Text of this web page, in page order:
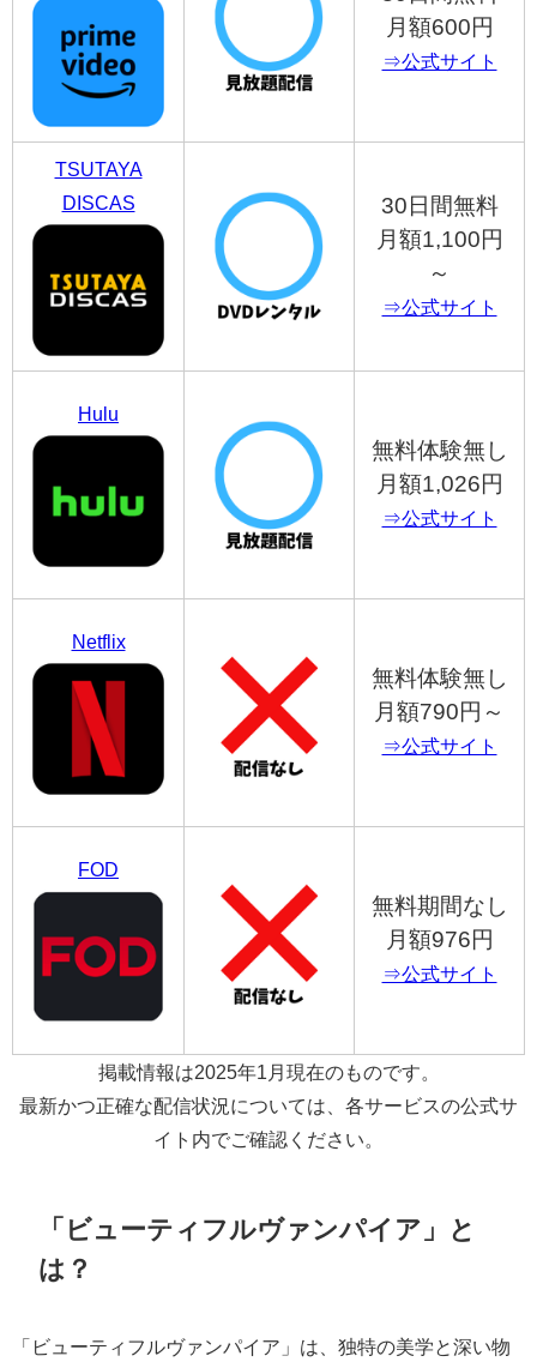
月額600円
⇒公式サイト
TSUTAYA
DISCAS
30日間無料
月額1,100円
～
⇒公式サイト
Hulu
無料体験無し
月額1,026円
⇒公式サイト
Netflix
無料体験無し
月額790円～
⇒公式サイト
FOD
無料期間なし
月額976円
⇒公式サイト
掲載情報は2025年1月現在のものです。
最新かつ正確な配信状況については、各サービスの公式サ
イト内でご確認ください。
「ビューティフルヴァンパイア」と
は？
「ビューティフルヴァンパイア」は、独特の美学と深い物